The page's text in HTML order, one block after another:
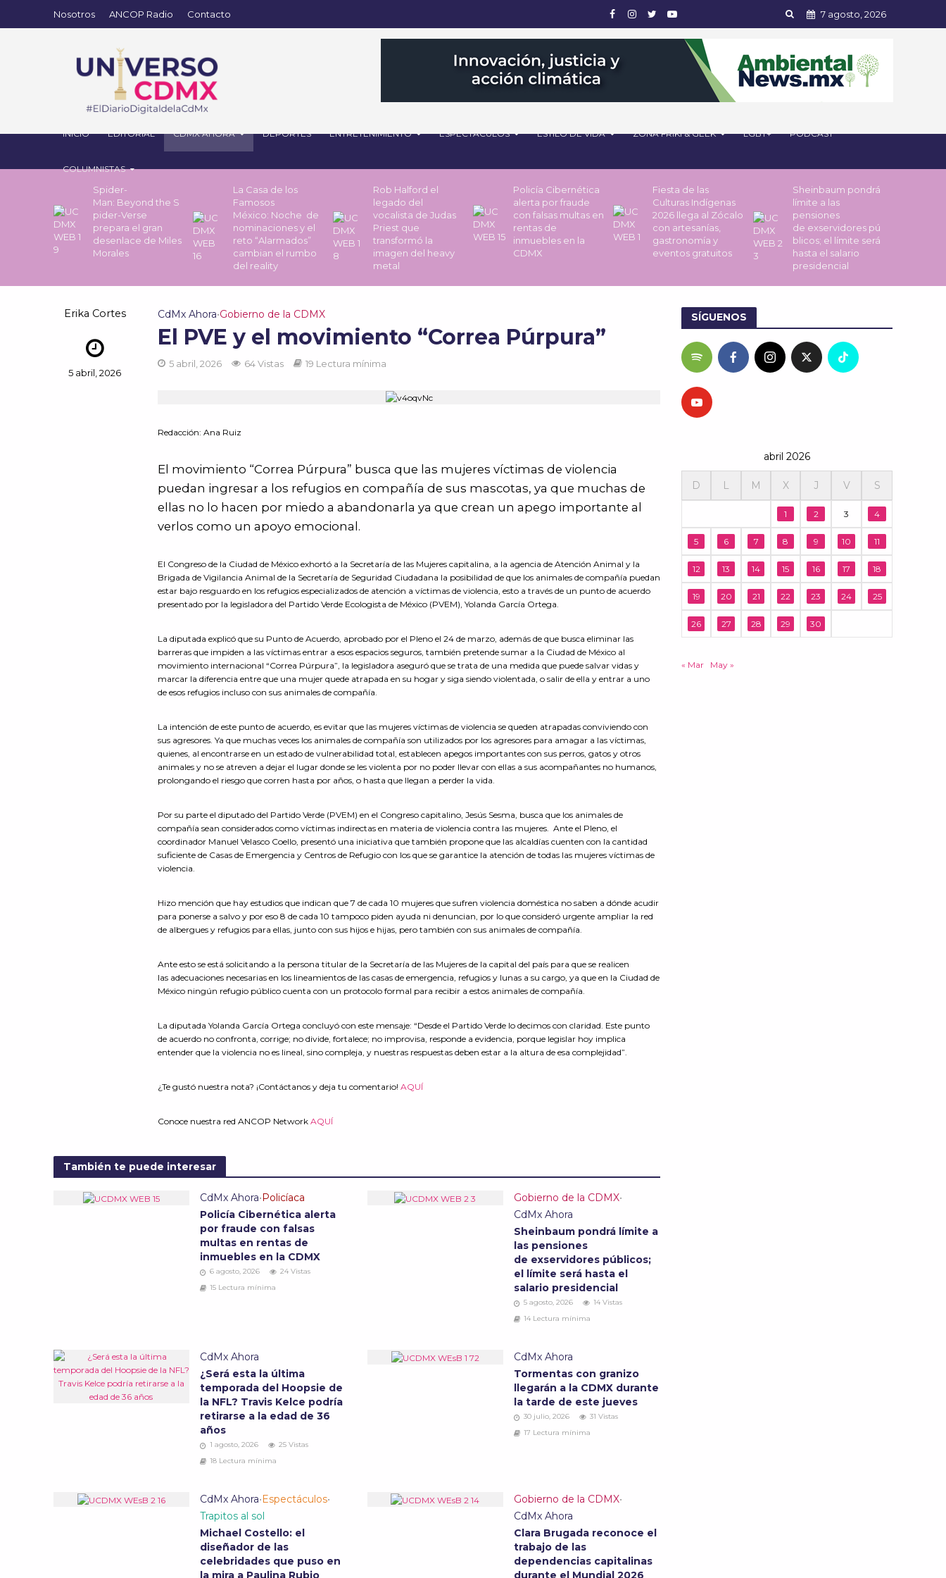
Nosotros ANCOP Radio Contacto 7 agosto, 2026
INICIO EDITORIAL CDMX AHORA DEPORTES ENTRETENIMIENTO ESPECTÁCULOS ESTILO DE VIDA ZONA FRIKI & GEEK LGBT+ PODCAST
COLUMNISTAS
Spider-
Man: Beyond the S
pider-Verse
prepara el gran
desenlace de Miles
Morales
La Casa de los
Famosos
México: Noche de
nominaciones y el
reto “Alarmados”
cambian el rumbo
del reality
Rob Halford el
legado del
vocalista de Judas
Priest que
transformó la
imagen del heavy
metal
Policía Cibernética
alerta por fraude
con falsas multas en
rentas de
inmuebles en la
CDMX
Fiesta de las
Culturas Indígenas
2026 llega al Zócalo
con artesanías,
gastronomía y
eventos gratuitos
Sheinbaum pondrá
límite a las
pensiones
de exservidores pú
blicos; el límite será
hasta el salario
presidencial
Erika Cortes
5 abril, 2026
CdMx Ahora•Gobierno de la CDMX
El PVE y el movimiento “Correa Púrpura”
5 abril, 2026 64 Vistas 19 Lectura mínima
Redacción: Ana Ruiz
El movimiento “Correa Púrpura” busca que las mujeres víctimas de violencia
puedan ingresar a los refugios en compañía de sus mascotas, ya que muchas de
ellas no lo hacen por miedo a abandonarla ya que crean un apego importante al
verlos como un apoyo emocional.
El Congreso de la Ciudad de México exhortó a la Secretaría de las Mujeres capitalina, a la agencia de Atención Animal y la
Brigada de Vigilancia Animal de la Secretaría de Seguridad Ciudadana la posibilidad de que los animales de compañía puedan
estar bajo resguardo en los refugios especializados de atención a víctimas de violencia, esto a través de un punto de acuerdo
presentado por la legisladora del Partido Verde Ecologista de México (PVEM), Yolanda García Ortega.
La diputada explicó que su Punto de Acuerdo, aprobado por el Pleno el 24 de marzo, además de que busca eliminar las
barreras que impiden a las víctimas entrar a esos espacios seguros, también pretende sumar a la Ciudad de México al
movimiento internacional “Correa Púrpura”, la legisladora aseguró que se trata de una medida que puede salvar vidas y
marcar la diferencia entre que una mujer quede atrapada en su hogar y siga siendo violentada, o salir de ella y entrar a uno
de esos refugios incluso con sus animales de compañía.
La intención de este punto de acuerdo, es evitar que las mujeres víctimas de violencia se queden atrapadas conviviendo con
sus agresores. Ya que muchas veces los animales de compañía son utilizados por los agresores para amagar a las víctimas,
quienes, al encontrarse en un estado de vulnerabilidad total, establecen apegos importantes con sus perros, gatos y otros
animales y no se atreven a dejar el lugar donde se les violenta por no poder llevar con ellas a sus acompañantes no humanos,
prolongando el riesgo que corren hasta por años, o hasta que llegan a perder la vida.
Por su parte el diputado del Partido Verde (PVEM) en el Congreso capitalino, Jesús Sesma, busca que los animales de
compañía sean considerados como víctimas indirectas en materia de violencia contra las mujeres. Ante el Pleno, el
coordinador Manuel Velasco Coello, presentó una iniciativa que también propone que las alcaldías cuenten con la cantidad
suficiente de Casas de Emergencia y Centros de Refugio con los que se garantice la atención de todas las mujeres víctimas de
violencia.
Hizo mención que hay estudios que indican que 7 de cada 10 mujeres que sufren violencia doméstica no saben a dónde acudir
para ponerse a salvo y por eso 8 de cada 10 tampoco piden ayuda ni denuncian, por lo que consideró urgente ampliar la red
de albergues y refugios para ellas, junto con sus hijos e hijas, pero también con sus animales de compañía.
Ante esto se está solicitando a la persona titular de la Secretaría de las Mujeres de la capital del país para que se realicen
las adecuaciones necesarias en los lineamientos de las casas de emergencia, refugios y lunas a su cargo, ya que en la Ciudad de
México ningún refugio público cuenta con un protocolo formal para recibir a estos animales de compañía.
La diputada Yolanda García Ortega concluyó con este mensaje: “Desde el Partido Verde lo decimos con claridad. Este punto
de acuerdo no confronta, corrige; no divide, fortalece; no improvisa, responde a evidencia, porque legislar hoy implica
entender que la violencia no es lineal, sino compleja, y nuestras respuestas deben estar a la altura de esa complejidad”.
¿Te gustó nuestra nota? ¡Contáctanos y deja tu comentario!AQUÍ
Conoce nuestra red ANCOP NetworkAQUÍ
También te puede interesar
CdMx Ahora• Policíaca
Policía Cibernética alerta
por fraude con falsas
multas en rentas de
inmuebles en la CDMX
6 agosto, 2026
24 Vistas
15 Lectura mínima
Gobierno de la CDMX•
CdMx Ahora
Sheinbaum pondrá límite a
las pensiones
de exservidores públicos;
el límite será hasta el
salario presidencial
5 agosto, 2026
14 Vistas
14 Lectura mínima
CdMx Ahora
¿Será esta la última
temporada del Hoopsie de
la NFL? Travis Kelce podría
retirarse a la edad de 36
años
1 agosto, 2026
25 Vistas
18 Lectura mínima
CdMx Ahora
Tormentas con granizo
llegarán a la CDMX durante
la tarde de este jueves
30 julio, 2026
31 Vistas
17 Lectura mínima
CdMx Ahora• Espectáculos•
Trapitos al sol
Michael Costello: el
diseñador de las
celebridades que puso en
la mira a Paulina Rubio
Gobierno de la CDMX•
CdMx Ahora
Clara Brugada reconoce el
trabajo de las
dependencias capitalinas
durante el Mundial 2026
SÍGUENOS
abril 2026
D L M X J V S
1 2 3 4
5 6 7 8 9 10 11
12 13 14 15 16 17 18
19 20 21 22 23 24 25
26 27 28 29 30
« Mar May »